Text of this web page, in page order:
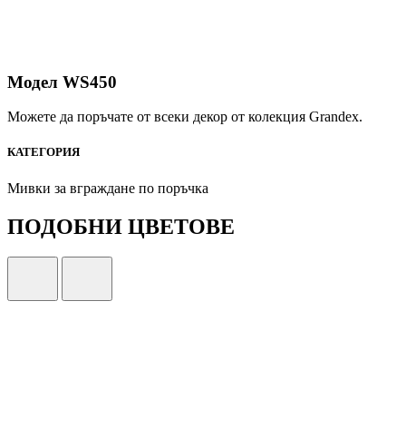
Модел WS450
Можете да поръчате от всеки декор от колекция Grandex.
КАТЕГОРИЯ
Мивки за вграждане по поръчка
ПОДОБНИ ЦВЕТОВЕ